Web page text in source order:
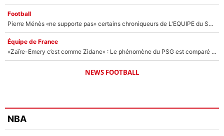
Football
Pierre Ménès «ne supporte pas» certains chroniqueurs de L'EQUIPE du Soir : Ils vont tous partir !
Équipe de France
«Zaïre-Emery c’est comme Zidane» : Le phénomène du PSG est comparé à son nouveau sélectionneur... et ils vont se retrouver en Bleus !
NEWS FOOTBALL
NBA